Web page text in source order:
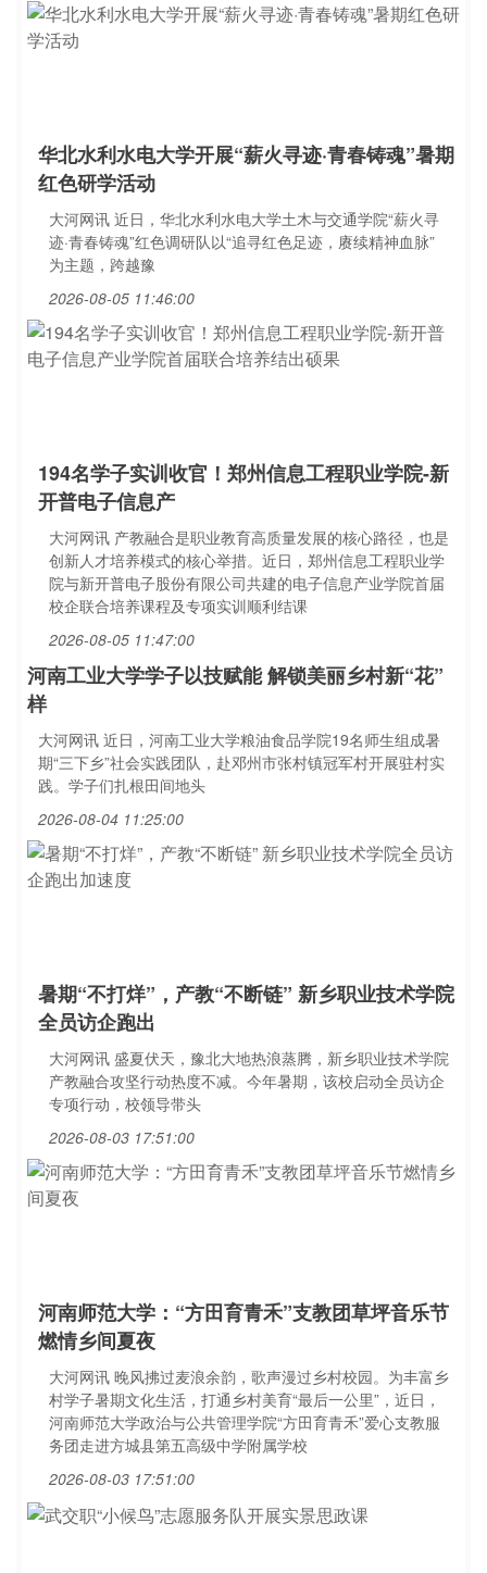
华北水利水电大学开展“薪火寻迹·青春铸魂”暑期
红色研学活动
大河网讯 近日，华北水利水电大学土木与交通学院“薪火寻
迹·青春铸魂”红色调研队以“追寻红色足迹，赓续精神血脉”
为主题，跨越豫
2026-08-05 11:46:00
194名学子实训收官！郑州信息工程职业学院-新
开普电子信息产
大河网讯 产教融合是职业教育高质量发展的核心路径，也是
创新人才培养模式的核心举措。近日，郑州信息工程职业学
院与新开普电子股份有限公司共建的电子信息产业学院首届
校企联合培养课程及专项实训顺利结课
2026-08-05 11:47:00
河南工业大学学子以技赋能 解锁美丽乡村新“花”
样
大河网讯 近日，河南工业大学粮油食品学院19名师生组成暑
期“三下乡”社会实践团队，赴邓州市张村镇冠军村开展驻村实
践。学子们扎根田间地头
2026-08-04 11:25:00
暑期“不打烊”，产教“不断链” 新乡职业技术学院
全员访企跑出
大河网讯 盛夏伏天，豫北大地热浪蒸腾，新乡职业技术学院
产教融合攻坚行动热度不减。今年暑期，该校启动全员访企
专项行动，校领导带头
2026-08-03 17:51:00
河南师范大学：“方田育青禾”支教团草坪音乐节
燃情乡间夏夜
大河网讯 晚风拂过麦浪余韵，歌声漫过乡村校园。为丰富乡
村学子暑期文化生活，打通乡村美育“最后一公里”，近日，
河南师范大学政治与公共管理学院“方田育青禾”爱心支教服
务团走进方城县第五高级中学附属学校
2026-08-03 17:51:00